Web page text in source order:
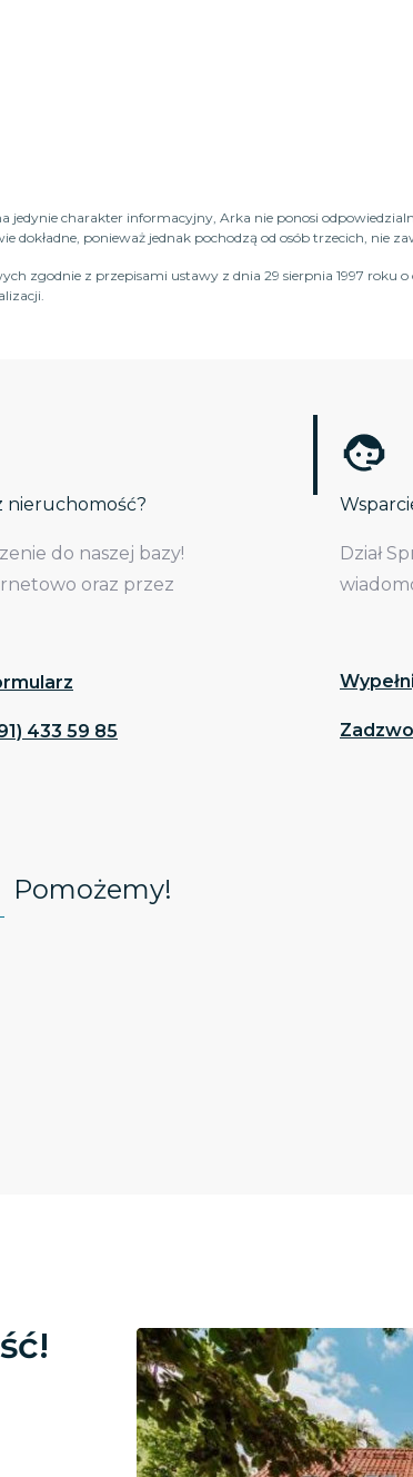
jedynie charakter informacyjny, Arka nie ponosi
ponieważ jednak pochodzą od osób trzecich, nie
zgodnie z przepisami ustawy z dnia 29 sierpnia 1997 roku o
nieruchomość?
do naszej bazy!
oraz przez
433 59 85
Dział
Pomożemy!